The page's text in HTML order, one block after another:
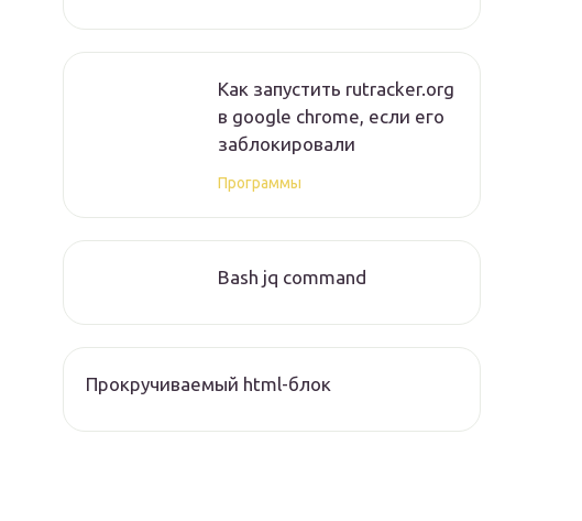
Как запустить rutracker.org
в google chrome, если его
заблокировали
Программы
Bash jq command
Прокручиваемый html-блок